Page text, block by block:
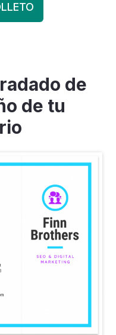
de
de tu